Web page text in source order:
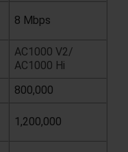
8 Mbps
AC1000 V2/
AC1000 Hi
800,000
1,200,000